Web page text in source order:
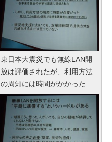
東日本大震災でも無線LAN開
放は評価されたが、利用方法
の周知には時間がかかった